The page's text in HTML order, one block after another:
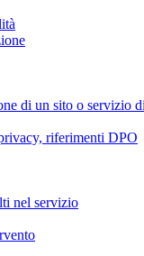
di un sito o servizio
riferimenti DPO
nel servizio